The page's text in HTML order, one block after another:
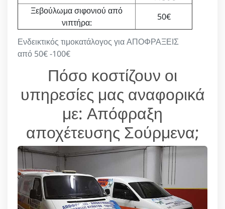
Ενδεικτικός τιμοκατάλογος για ΑΠΟΦΡΑΞΕΙΣ
από 50€ -100€
Ξεβούλωμα σιφονιού από
νιπτήρα:
50€
Πόσο κοστίζουν οι
υπηρεσίες μας αναφορικά
με: Απόφραξη
αποχέτευσης Σούρμενα;